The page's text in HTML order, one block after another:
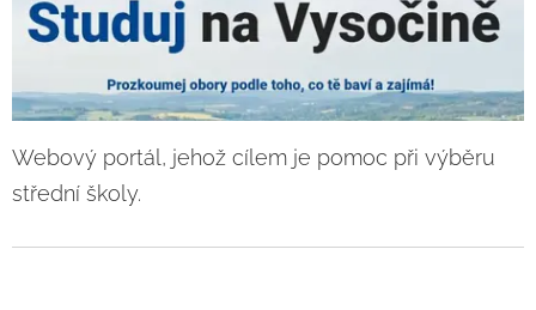
Webový portál, jehož cílem je pomoc při výběru
střední školy.